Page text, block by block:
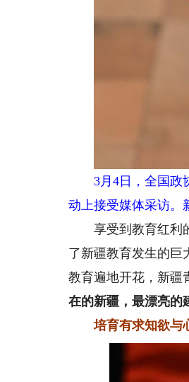
3月4日，全国政协
动上接受媒体采访。
享受到教育红利的
了新疆教育发生的
教育遍地开花，新疆
在的新疆，最漂亮的
培育有求知欲与